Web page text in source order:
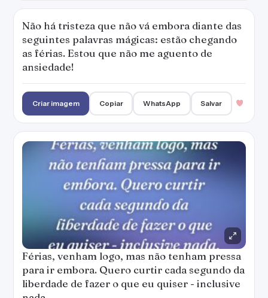
Não há tristeza que não vá embora diante das
seguintes palavras mágicas: estão chegando
as férias. Estou que não me aguento de
ansiedade!
Criar imagem Copiar WhatsApp Salvar
Férias, venham logo, mas não tenham pressa
para ir embora. Quero curtir cada segundo da
liberdade de fazer o que eu quiser - inclusive